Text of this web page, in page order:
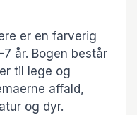
er en farverig
år. Bogen består
til lege og
affald,
og dyr.